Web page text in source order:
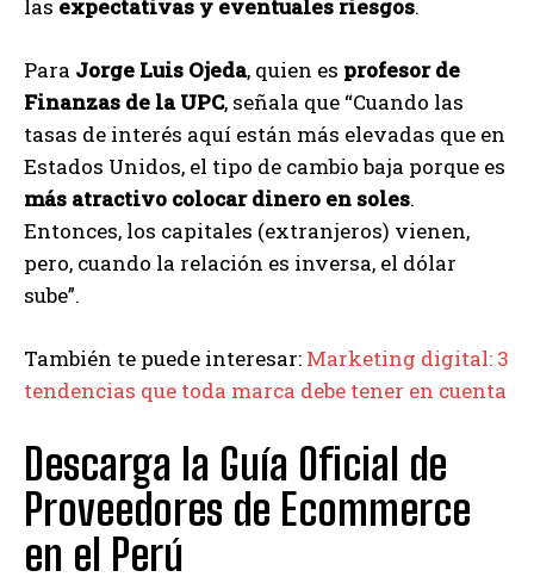
las expectativas y eventuales riesgos.
Para Jorge Luis Ojeda, quien es profesor de
Finanzas de la UPC, señala que “Cuando las
tasas de interés aquí están más elevadas que en
Estados Unidos, el tipo de cambio baja porque es
más atractivo colocar dinero en soles.
Entonces, los capitales (extranjeros) vienen,
pero, cuando la relación es inversa, el dólar
sube”.
También te puede interesar: Marketing digital: 3
tendencias que toda marca debe tener en cuenta
Descarga la Guía Oficial de
Proveedores de Ecommerce
en el Perú